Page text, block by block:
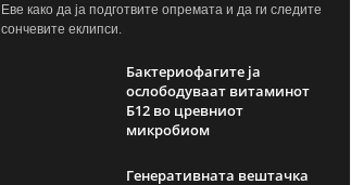
Еве како да ја подготвите опремата и да ги следите
сончевите еклипси.
Бактериофагите ја
ослободуваат витаминот
Б12 во цревниот
микробиом
Генеративната вештачка